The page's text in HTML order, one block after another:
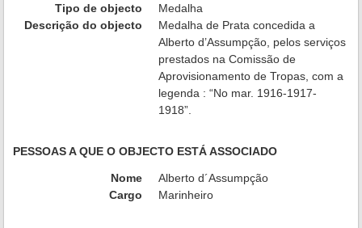
Tipo de objecto
Medalha
Descrição do objecto
Medalha de Prata concedida a
Alberto d’Assumpção, pelos serviços
prestados na Comissão de
Aprovisionamento de Tropas, com a
legenda : “No mar. 1916-1917-
1918”.
PESSOAS A QUE O OBJECTO ESTÁ ASSOCIADO
Nome
Alberto d´Assumpção
Cargo
Marinheiro